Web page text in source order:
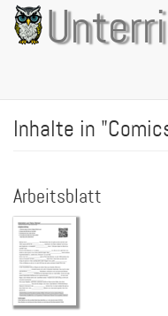
Direkt
zum
Inhalt
Inhalte in
Arbeitsblatt